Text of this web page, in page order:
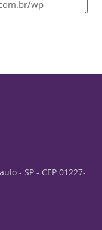
- SP - CEP 01227-